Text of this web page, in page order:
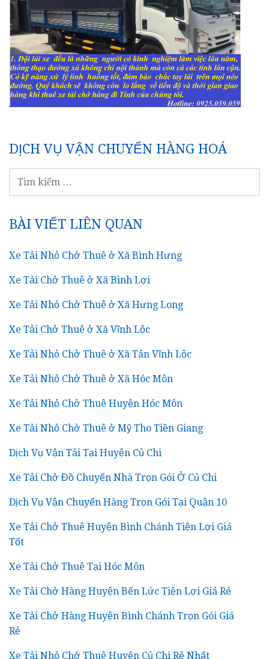
DỊCH VỤ VẬN CHUYỂN HÀNG HOÁ
KIẾM
BÀI VIẾT LIÊN QUAN
Xe Tải Nhỏ Chở Thuê ở Xã Bình Hưng
Xe Tải Chở Thuê ở Xã Bình Lợi
Xe Tải Nhỏ Chở Thuê ở Xã Hưng Long
Xe Tải Chở Thuê ở Xã Vĩnh Lộc
Xe Tải Nhỏ Chở Thuê ở Xã Tân Vĩnh Lộc
Xe Tải Nhỏ Chở Thuê ở Xã Hóc Môn
Xe Tải Nhỏ Chở Thuê Huyện Hóc Môn
Xe Tải Nhỏ Chở Thuê ở Mỹ Tho Tiền Giang
Dịch Vụ Vận Tải Tại Huyện Củ Chi
Xe Tải Chở Đồ Chuyển Nhà Trọn Gói Ở Củ Chi
Dịch Vụ Vận Chuyển Hàng Trọn Gói Tại Quận 10
Xe Tải Chở Thuê Huyện Bình Chánh Tiện Lợi Giá
Tốt
Xe Tải Chở Thuê Tại Hóc Môn
Xe Tải Chở Hàng Huyện Bến Lức Tiện Lợi Giá Rẻ
Xe Tải Chở Hàng Huyện Bình Chánh Trọn Gói Giá
Rẻ
Xe Tải Nhỏ Chở Thuê Huyện Củ Chi Rẻ Nhất